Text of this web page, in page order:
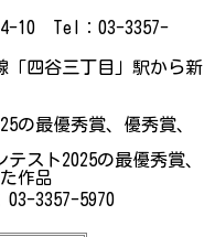
4-10 Tel：03-3357-
「四谷三丁目」駅から新
の最優秀賞、優秀賞、
スト2025の最優秀賞、
作品
03-3357-5970